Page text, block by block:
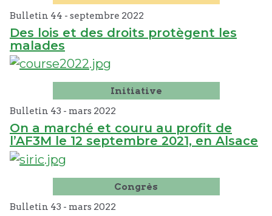
Bulletin 44 - septembre 2022
Des lois et des droits protègent les
malades
Initiative
Bulletin 43 - mars 2022
On a marché et couru au profit de
l’AF3M le 12 septembre 2021, en Alsace
Congrès
Bulletin 43 - mars 2022